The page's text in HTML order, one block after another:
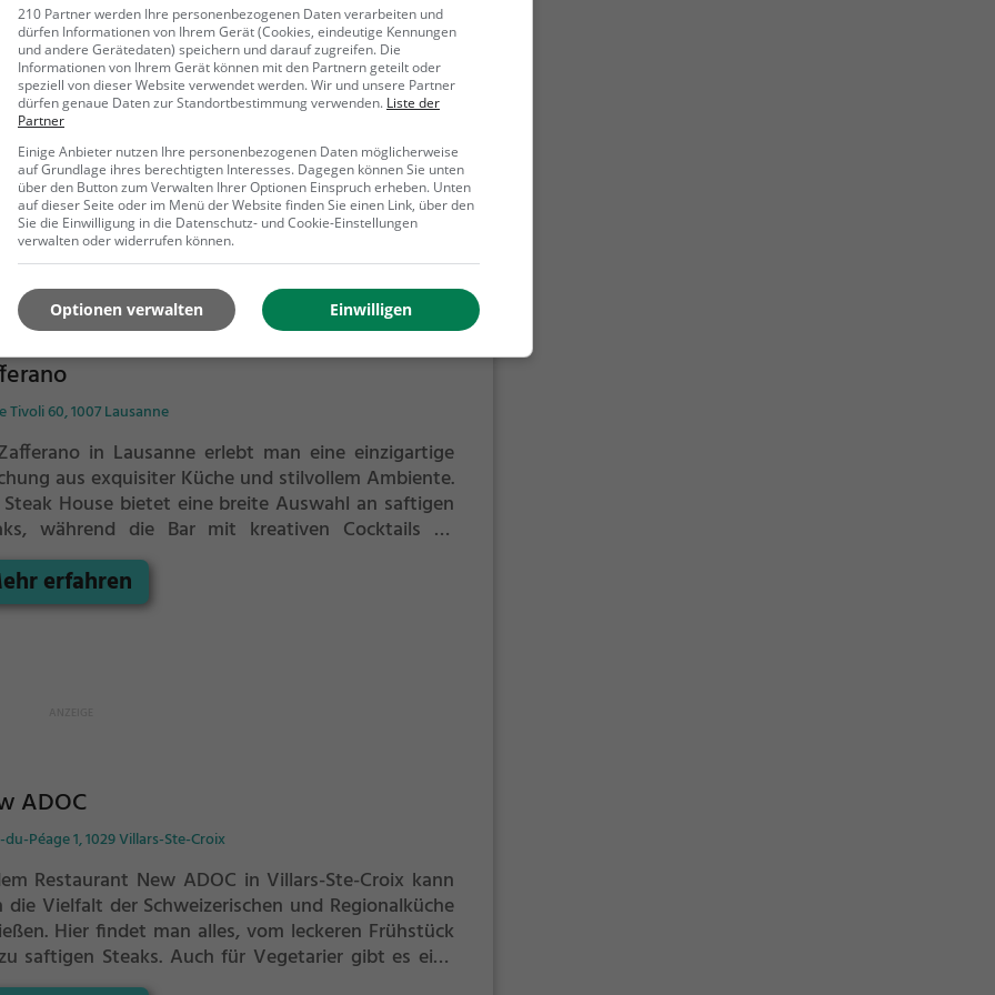
des Bouchers
Chablais 21, 1008 Prilly
Café des Bouchers in Prilly kann man eine einladende
und köstliche Speisen genießen. Ob man
auf gegrilltes Fleisch, Steaks, vegetarische Gerichte
Biogerichte hat, hier wird man fündig. Dazu gibt es
vielfältige Auswahl an erfrischenden Cocktails und
Getränken. Morgens lockt ein leckeres
und am Abend kann man in gemütlicher
den Tag ausklingen lassen. Hier kommt jeder
seine Kosten, egal ob Fleischliebhaber, Vegetarier
Mehr erfahren
Tivoli 60, 1007 Lausanne
in Lausanne erlebt man eine einzigartige
aus exquisiter Küche und stilvollem Ambiente.
Steak House bietet eine breite Auswahl an saftigen
während die Bar mit kreativen Cocktails zu
weiß. Auch Vegetarier kommen hier auf ihre
mit einer Vielfalt an köstlichen vegetarischen
Tauche ein in die Welt des Genusses, probiere
erfahren
ADOC
Péage 1, 1029 Villars-Ste-Croix
Restaurant New ADOC in Villars-Ste-Croix kann
die Vielfalt der Schweizerischen und Regionalküche
Hier findet man alles, vom leckeren Frühstück
saftigen Steaks. Auch für Vegetarier gibt es eine
an köstlichen Gerichten. Dazu kann man sich
210 Partner werden Ihre personenbezogenen Daten verarbeiten und
dürfen Informationen von Ihrem Gerät (Cookies, eindeutige Kennungen
und andere Gerätedaten) speichern und darauf zugreifen. Die
Informationen von Ihrem Gerät können mit den Partnern geteilt oder
speziell von dieser Website verwendet werden. Wir und unsere Partner
dürfen genaue Daten zur Standortbestimmung verwenden. Liste der
Partner
Einige Anbieter nutzen Ihre personenbezogenen Daten möglicherweise
auf Grundlage ihres berechtigten Interesses. Dagegen können Sie unten
über den Button zum Verwalten Ihrer Optionen Einspruch erheben. Unten
auf dieser Seite oder im Menü der Website finden Sie einen Link, über den
Sie die Einwilligung in die Datenschutz- und Cookie-Einstellungen
verwalten oder widerrufen können.
Einwilligen
Optionen verwalten